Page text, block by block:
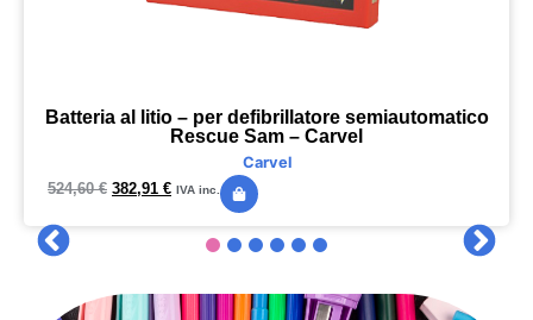
Batteria al litio – per defibrillatore semiautomatico
Rescue Sam – Carvel
Carvel
524,60€ 382,91 € IVA inc.